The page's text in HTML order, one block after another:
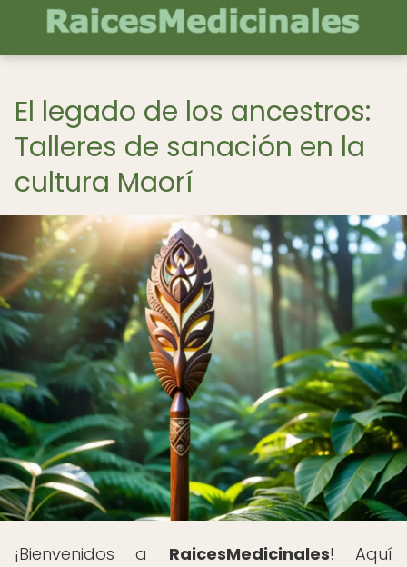
El legado de los ancestros:
Talleres de sanación en la
cultura Maorí
¡Bienvenidos a RaicesMedicinales! Aquí